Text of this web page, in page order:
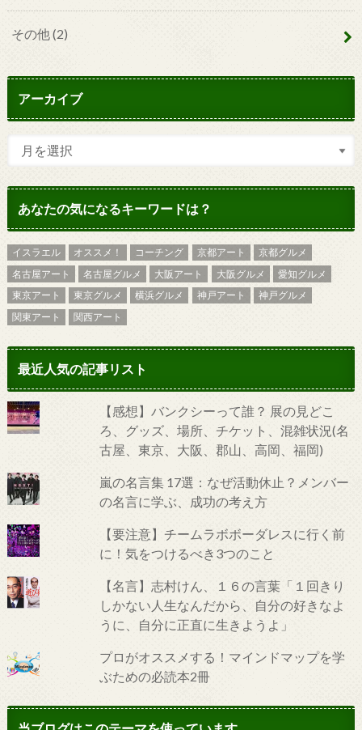
その他(2)
アーカイブ
あなたの気になるキーワードは？
イスラエル オススメ！ コーチング 京都アート
京都グルメ
名古屋アート
名古屋グルメ 大阪アート 大阪グルメ
愛知グルメ
東京アート
東京グルメ 横浜グルメ 神戸アート
神戸グルメ
関東アート
関西アート
最近人気の記事リスト
【感想】バンクシーって誰？ 展の見どこ
ろ、グッズ、場所、チケット、混雑状況(名
古屋、東京、大阪、郡山、高岡、福岡)
嵐の名言集 17選：なぜ活動休止？メンバー
の名言に学ぶ、成功の考え方
【要注意】チームラボボーダレスに行く前
に！気をつけるべき3つのこと
【名言】志村けん、１６の言葉「１回きり
しかない人生なんだから、自分の好きなよ
うに、自分に正直に生きようよ」
プロがオススメする！マインドマップを学
ぶための必読本2冊